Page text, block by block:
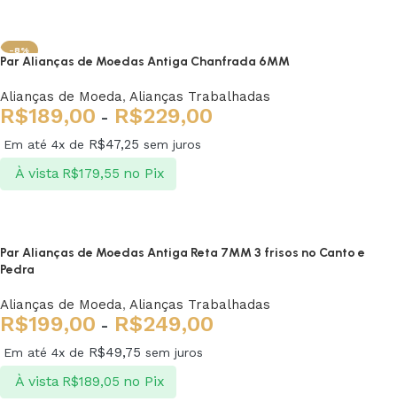
-8%
Par Alianças de Moedas Antiga Chanfrada 6MM
Alianças de Moeda, Alianças Trabalhadas
R$189,00 - R$229,00
Em até 4x de R$47,25 sem juros
À vista R$179,55 no Pix
Par Alianças de Moedas Antiga Reta 7MM 3 frisos no Canto e
Pedra
Alianças de Moeda, Alianças Trabalhadas
R$199,00 - R$249,00
Em até 4x de R$49,75 sem juros
À vista R$189,05 no Pix